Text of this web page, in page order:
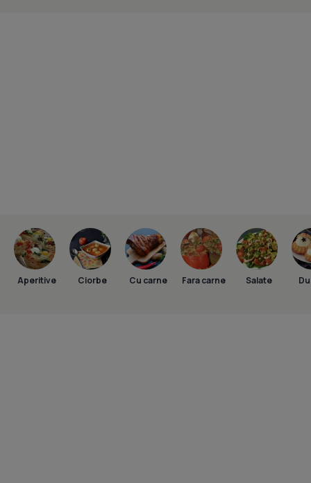
Aperitive Ciorbe Cu carne Fara carne Salate